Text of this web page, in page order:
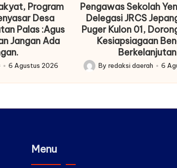
Program
Desa
Palas :Agus
Jangan Ada
6 Agustus 2026
Pengawas Sekolah
Delegasi JRCS
Puger Kulon 01,
Kesiapsiagaan
Berkelanjutan
Posted
by
Byredaksi daerah 6
Menu